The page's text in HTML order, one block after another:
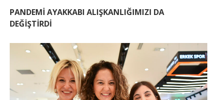
PANDEMİ AYAKKABI ALIŞKANLIĞIMIZI DA
DEĞİŞTİRDİ